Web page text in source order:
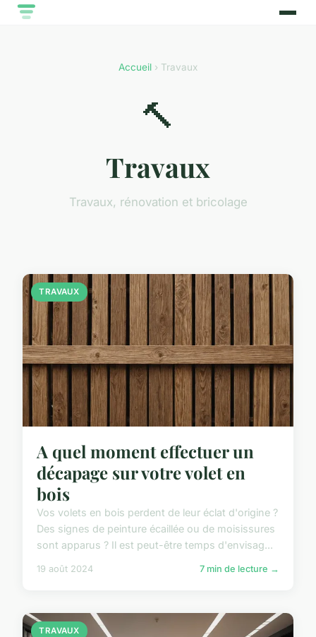
Accueil › Travaux
🔨
Travaux
Travaux, rénovation et bricolage
TRAVAUX
A quel moment effectuer un
décapage sur votre volet en
bois
Vos volets en bois perdent de leur éclat d'origine ?
Des signes de peinture écaillée ou de moisissures
sont apparus ? Il est peut-être temps d'envisag...
19 août 2024 7 min de lecture →
TRAVAUX